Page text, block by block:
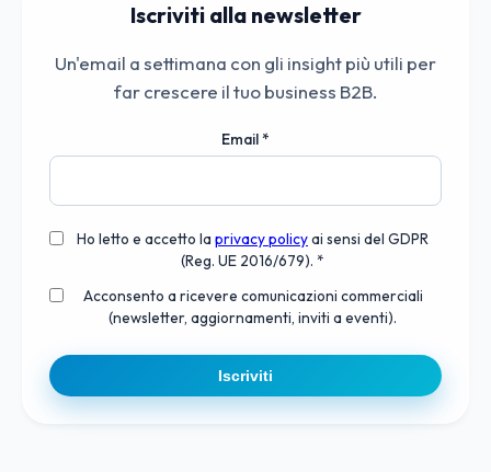
Iscriviti alla newsletter
Un'email a settimana con gli insight più utili per
far crescere il tuo business B2B.
Email*
Ho letto e accetto la privacy policyai sensi del GDPR
(Reg. UE 2016/679). *
Acconsento a ricevere comunicazioni commerciali
(newsletter, aggiornamenti, inviti a eventi).
Iscriviti